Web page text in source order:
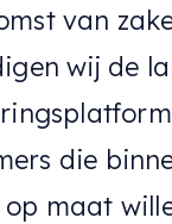
van
wij de
die
maat